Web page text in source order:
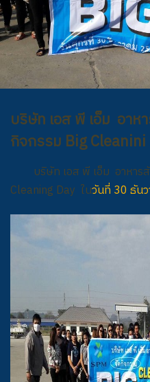
บริษัท เอส พี เอ็ม อา
กิจกรรม Big Cleanini
บริษัท เอส พี เอ็ม อาหา
Cleaning Day ในวันที่ 30 ธัน